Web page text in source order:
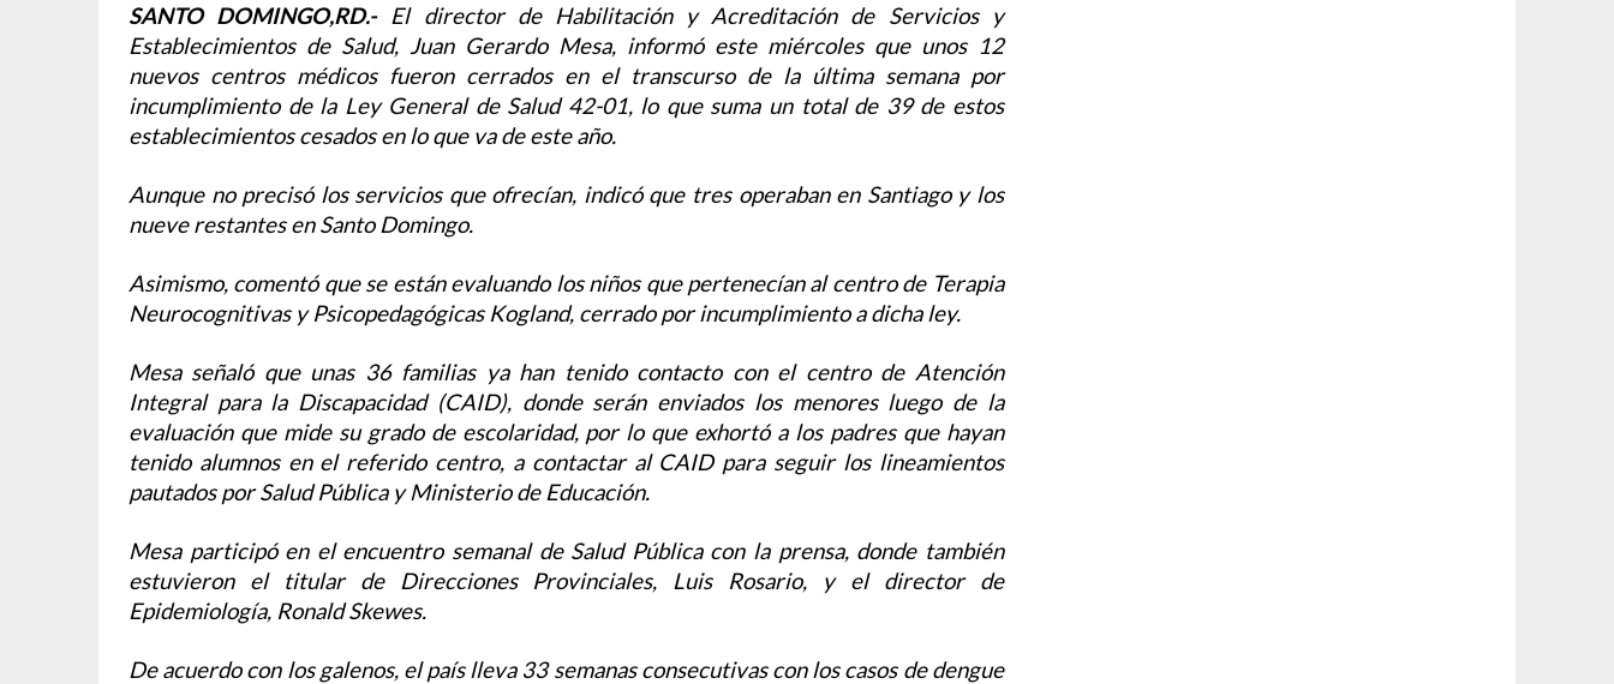
SANTO DOMINGO,RD.-El director de Habilitación y Acreditación de Servicios y
Establecimientos de Salud, Juan Gerardo Mesa, informó este miércoles que unos 12
nuevos centros médicos fueron cerrados en el transcurso de la última semana por
incumplimiento de la Ley General de Salud 42-01, lo que suma un total de 39 de estos
establecimientos cesados en lo que va de este año.
Aunque no precisó los servicios que ofrecían, indicó que tres operaban en Santiago y los
nueve restantes en Santo Domingo.
Asimismo, comentó que se están evaluando los niños que pertenecían al centro de Terapia
Neurocognitivas y Psicopedagógicas Kogland, cerrado por incumplimiento a dicha ley.
Mesa señaló que unas 36 familias ya han tenido contacto con el centro de Atención
Integral para la Discapacidad (CAID), donde serán enviados los menores luego de la
evaluación que mide su grado de escolaridad, por lo que exhortó a los padres que hayan
tenido alumnos en el referido centro, a contactar al CAID para seguir los lineamientos
pautados por Salud Pública y Ministerio de Educación.
Mesa participó en el encuentro semanal de Salud Pública con la prensa, donde también
estuvieron el titular de Direcciones Provinciales, Luis Rosario, y el director de
Epidemiología, Ronald Skewes.
De acuerdo con los galenos, el país lleva 33 semanas consecutivas con los casos de dengue